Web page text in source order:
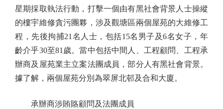
星期採取執法行動，打擊一個由有黑社會背景人士操縱
的樓宇維修貪污團夥，涉及觀塘區兩個屋苑的大維修工
程，先後拘捕21名人士，包括15名男子及6名女子，年
齡介乎30至81歲。當中包括中間人、工程顧問、工程承
辦商及屋苑業主立案法團成員，部分人有黑社會背景。
據了解，兩個屋苑分別為翠屏北邨及合和大廈。
承辦商涉賄賂顧問及法團成員